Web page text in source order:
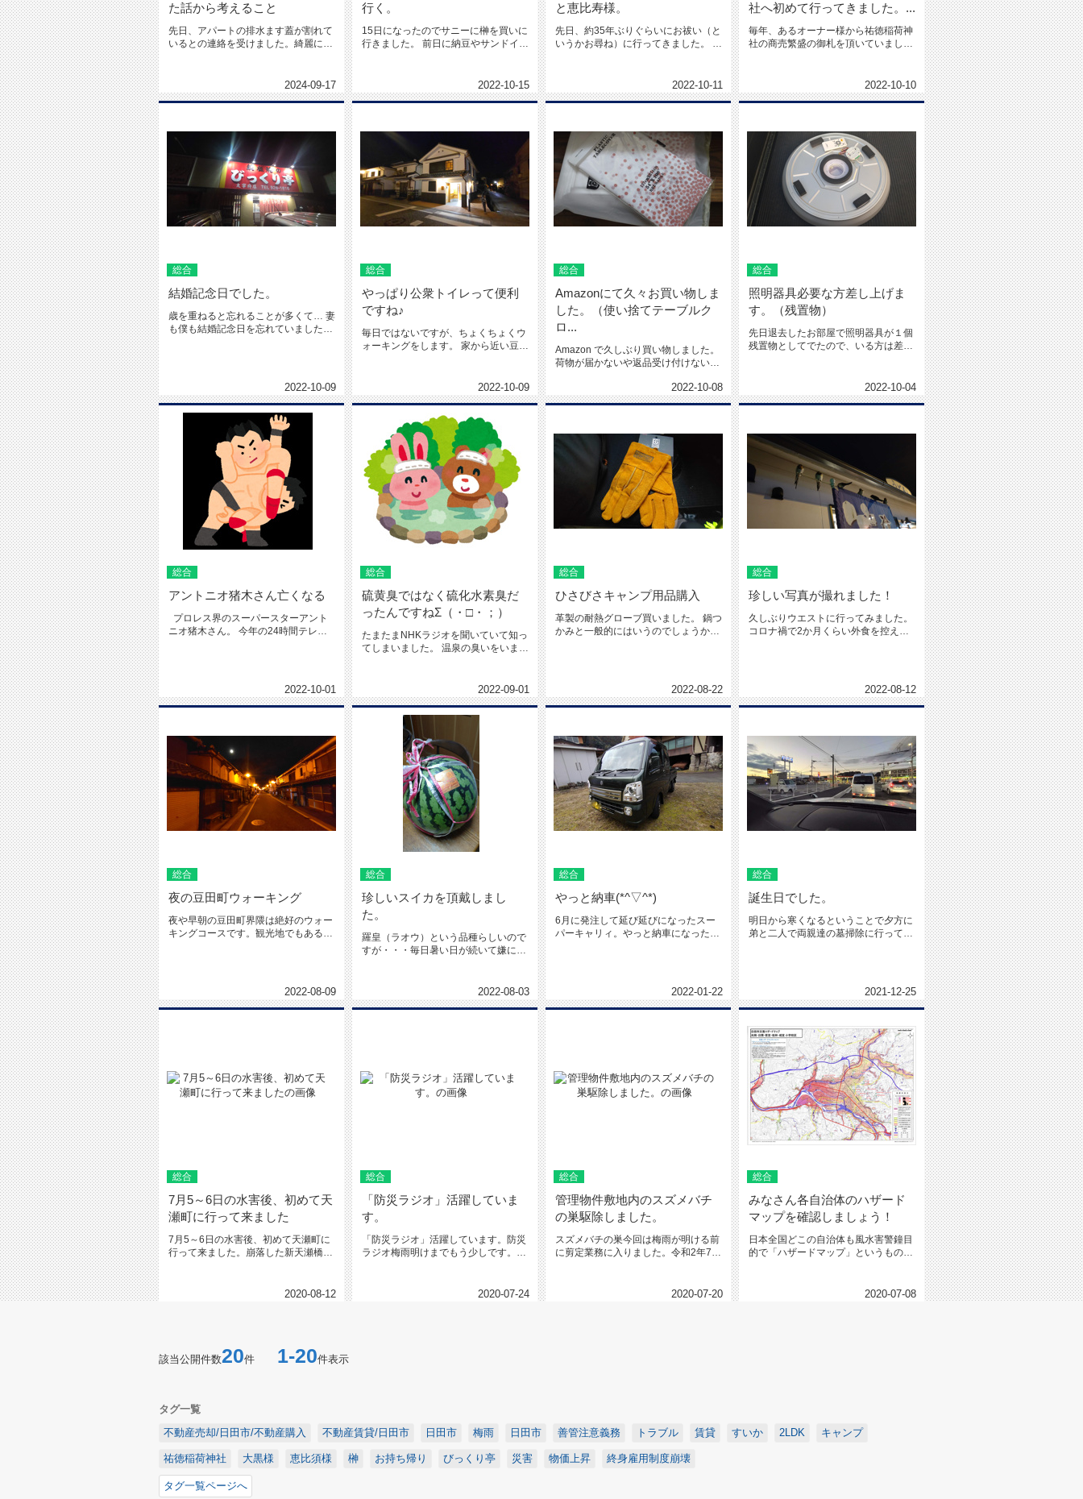
た話から考えること
先日、アパートの排水ます蓋が割れて
いるとの連絡を受けました。綺麗に破
2024-09-17
行く。
15日になったのでサニーに榊を買いに
行きました。 前日に納豆やサンドイッ
2022-10-15
と恵比寿様。
先日、約35年ぶりぐらいにお祓い（と
いうかお尋ね）に行ってきました。 気
2022-10-11
社へ初めて行ってきました。...
毎年、あるオーナー様から祐徳稲荷神
社の商売繁盛の御札を頂いていました
2022-10-10
総合
結婚記念日でした。
歳を重ねると忘れることが多くて… 妻
も僕も結婚記念日を忘れていました。
2022-10-09
総合
やっぱり公衆トイレって便利
ですね♪
毎日ではないですが、ちょくちょくウ
ォーキングをします。 家から近い豆田
2022-10-09
総合
Amazonにて久々お買い物しま
した。（使い捨てテーブルク
ロ...
Amazon で久しぶり買い物しました。
荷物が届かないや返品受け付けないな
2022-10-08
総合
照明器具必要な方差し上げま
す。（残置物）
先日退去したお部屋で照明器具が１個
残置物としてでたので、いる方は差し
2022-10-04
総合
アントニオ猪木さん亡くなる
プロレス界のスーパースターアント
ニオ猪木さん。 今年の24時間テレビ
2022-10-01
総合
硫黄臭ではなく硫化水素臭だ
ったんですねΣ（・□・；）
たまたまNHKラジオを聞いていて知っ
てしまいました。 温泉の臭いをいまま
2022-09-01
総合
ひさびさキャンプ用品購入
革製の耐熱グローブ買いました。 鍋つ
かみと一般的にはいうのでしょうか？
2022-08-22
総合
珍しい写真が撮れました！
久しぶりウエストに行ってみました。
コロナ禍で2か月くらい外食を控えて
2022-08-12
総合
夜の豆田町ウォーキング
夜や早朝の豆田町界隈は絶好のウォー
キングコースです。観光地でもある豆
2022-08-09
総合
珍しいスイカを頂戴しまし
た。
羅皇（ラオウ）という品種らしいので
すが・・・毎日暑い日が続いて嫌にな
2022-08-03
総合
やっと納車(*^▽^*)
6月に発注して延び延びになったスー
パーキャリィ。やっと納車になったの
2022-01-22
総合
誕生日でした。
明日から寒くなるということで夕方に
弟と二人で両親達の墓掃除に行ってき
2021-12-25
総合
7月5～6日の水害後、初めて天
瀬町に行って来ました
7月5～6日の水害後、初めて天瀬町に
行って来ました。崩落した新天瀬橋令
2020-08-12
総合
「防災ラジオ」活躍していま
す。
「防災ラジオ」活躍しています。防災
ラジオ梅雨明けまでもう少しです。6
2020-07-24
総合
管理物件敷地内のスズメバチ
の巣駆除しました。
スズメバチの巣今回は梅雨が明ける前
に剪定業務に入りました。令和2年7月
2020-07-20
総合
みなさん各自治体のハザード
マップを確認しましょう！
日本全国どこの自治体も風水害警鐘目
的で「ハザードマップ」というものが
2020-07-08
該当公開件数20件 1-20件表示
タグ一覧
不動産売却/日田市/不動産購入
不動産賃貸/日田市 日田市 梅雨 日田市 善管注意義務 トラブル 賃貸 すいか 2LDK キャンプ
祐徳稲荷神社 大黒様 恵比須様 榊 お持ち帰り びっくり亭 災害 物価上昇 終身雇用制度崩壊
タグ一覧ページへ